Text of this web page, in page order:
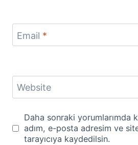
Email *
Website
Daha sonraki yorumlarımda
adım, e-posta adresim ve
tarayıcıya kaydedilsin.